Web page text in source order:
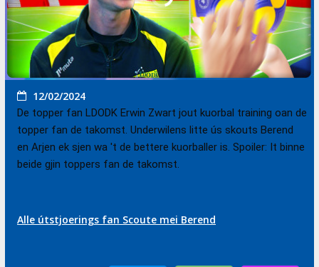
12/02/2024
De topper fan LDODK Erwin Zwart jout kuorbal training oan de
topper fan de takomst. Underwilens litte ús skouts Berend
en Arjen ek sjen wa 't de bettere kuorballer is. Spoiler: It binne
beide gjin toppers fan de takomst.
Alle útstjoerings fan Scoute mei Berend